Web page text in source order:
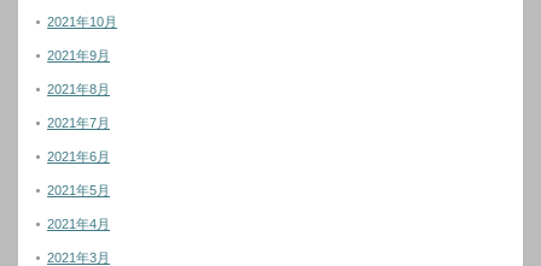
2021年10月
2021年9月
2021年8月
2021年7月
2021年6月
2021年5月
2021年4月
2021年3月